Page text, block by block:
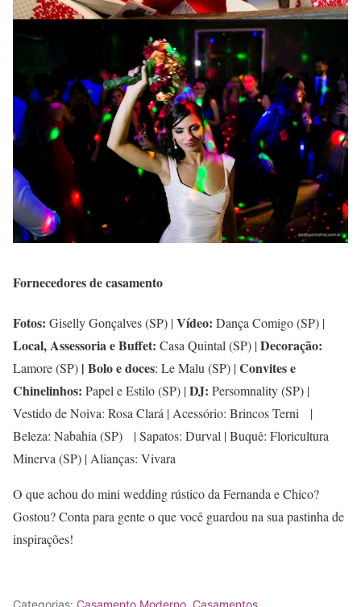
Fornecedores de casamento
Fotos: Giselly Gonçalves (SP) |Vídeo: Dança Comigo (SP) |
Local, Assessoria e Buffet: Casa Quintal (SP) |Decoração:
Lamore (SP) | Bolo e doces: Le Malu (SP) |Convites e
Chinelinhos: Papel e Estilo (SP) |DJ: Persomnality (SP) |
Vestido de Noiva: Rosa Clará | Acessório: Brincos Terni |
Beleza: Nabahia (SP) | Sapatos: Durval | Buquê: Floricultura
Minerva (SP) | Alianças: Vivara
O que achou do mini wedding rústico da Fernanda e Chico?
Gostou? Conta para gente o que você guardou na sua pastinha de
inspirações!
Categorias: Casamento Moderno Casamentos